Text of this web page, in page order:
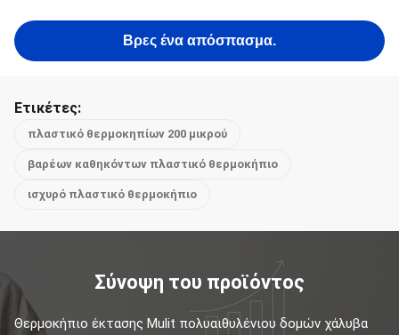
Βρες ένα απόσπασμα.
Ετικέτες:
πλαστικό θερμοκηπίων 200 μικρού
βαρέων καθηκόντων πλαστικό θερμοκήπιο
ισχυρό πλαστικό θερμοκήπιο
Σύνοψη του προϊόντος
Θερμοκήπιο έκτασης Mulit πολυαιθυλένιου δομών χάλυβα